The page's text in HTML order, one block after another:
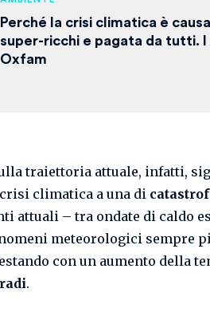
Perché la crisi climatica è
super-ricchi e pagata da tutti. I
Oxfam
traiettoria attuale, infatti,
climatica a una di
attuali – tra ondate di caldo
meteorologici sempre
con un aumento della
.